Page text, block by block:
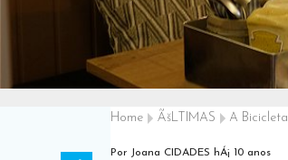
Home ÃšLTIMAS A Bicicleta
Por Joana CIDADES hÁ¡ 10 anos